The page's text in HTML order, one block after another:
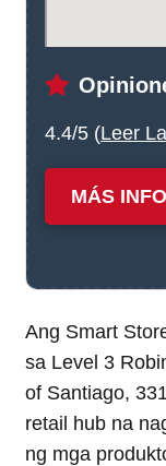
4.4/5 (Leer
MÁS
Ang Smart
sa Level 3
of Santiago,
retail hub na
ng mga